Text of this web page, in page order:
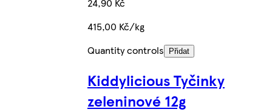
24,90 Kč
415,00 Kč/kg
Quantity controls
Přidat
Kiddylicious Tyčinky
zeleninové 12g